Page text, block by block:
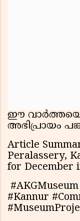
ഈ
അഭിപ്രായം
Article
Peralassery,
for December
#Kannur